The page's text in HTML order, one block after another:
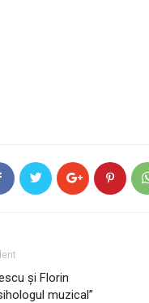
și Florin
muzical”